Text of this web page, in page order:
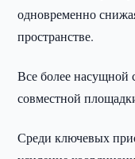
одновременно
пространстве.
Все более насущной
совместной
Среди ключевых